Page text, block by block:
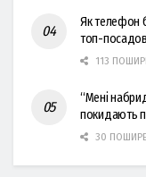
Як телефон
топ-
113
“Мені
покидають
30